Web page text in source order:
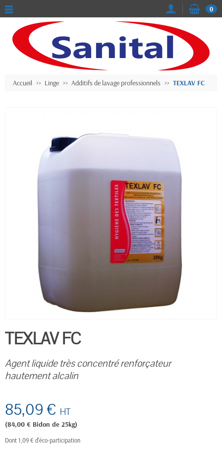
0
Accueil Linge Additifs de lavage professionnels TEXLAV FC
TEXLAV FC
Agent liquide très concentré renforçateur
hautement alcalin
85,09 € HT
(84,00 € Bidon de 25kg)
Dont 1,09 € d'éco-participation